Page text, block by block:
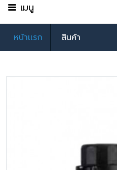
เมนู
หน้าเเรก สินค้า